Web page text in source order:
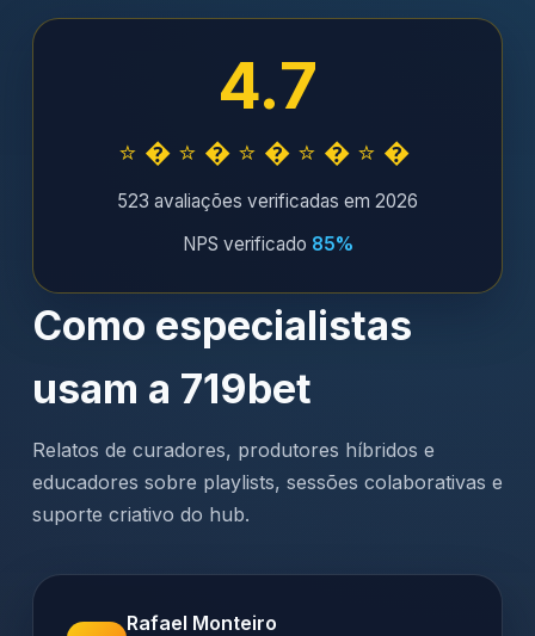
4.7
⭐�⭐�⭐�⭐�⭐�
523 avaliações verificadas em 2026
NPS verificado 85%
Como especialistas
usam a 719bet
Relatos de curadores, produtores híbridos e
educadores sobre playlists, sessões colaborativas e
suporte criativo do hub.
Rafael Monteiro